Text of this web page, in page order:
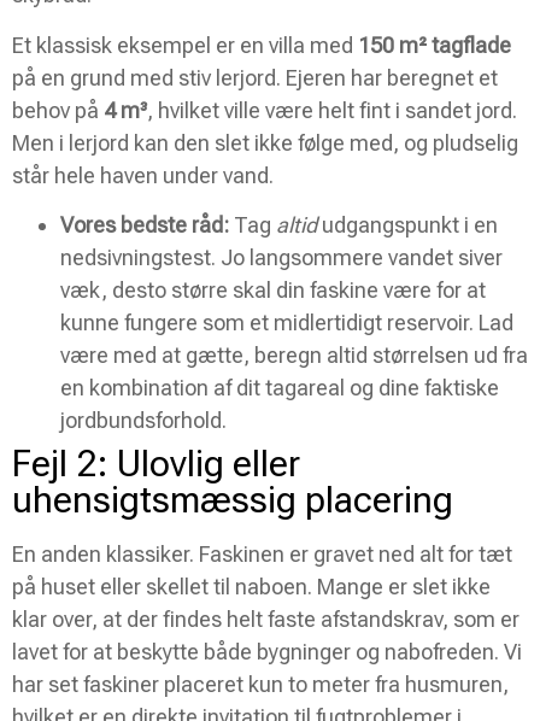
Et klassisk eksempel er en villa med 150 m² tagflade
på en grund med stiv lerjord. Ejeren har beregnet et
behov på 4 m³, hvilket ville være helt fint i sandet jord.
Men i lerjord kan den slet ikke følge med, og pludselig
står hele haven under vand.
Vores bedste råd: Tag altidudgangspunkt i en
nedsivningstest. Jo langsommere vandet siver
væk, desto større skal din faskine være for at
kunne fungere som et midlertidigt reservoir. Lad
være med at gætte, beregn altid størrelsen ud fra
en kombination af dit tagareal og dine faktiske
jordbundsforhold.
Fejl 2: Ulovlig eller
uhensigtsmæssig placering
En anden klassiker. Faskinen er gravet ned alt for tæt
på huset eller skellet til naboen. Mange er slet ikke
klar over, at der findes helt faste afstandskrav, som er
lavet for at beskytte både bygninger og nabofreden. Vi
har set faskiner placeret kun to meter fra husmuren,